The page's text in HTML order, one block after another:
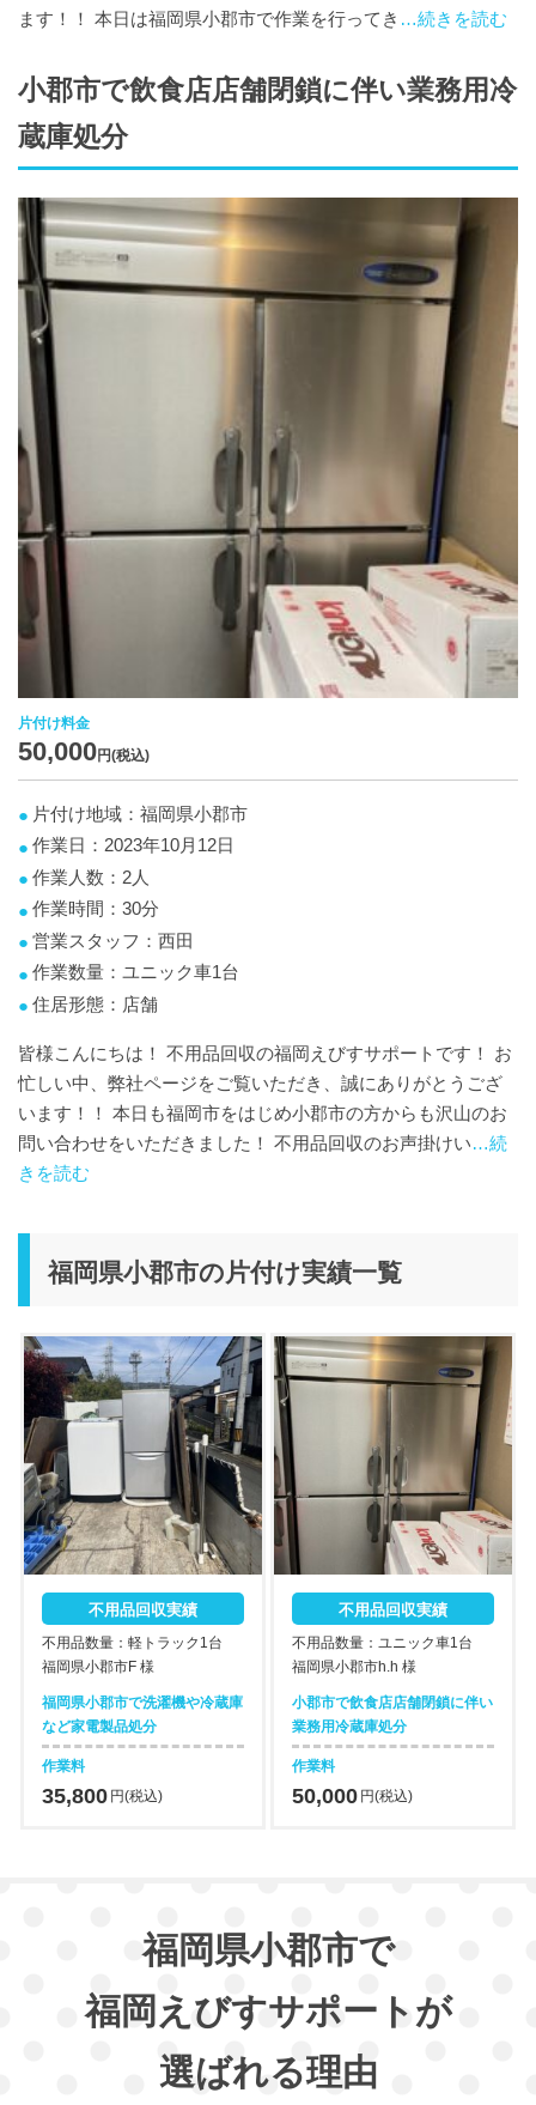
ます！！ 本日は福岡県小郡市で作業を行ってき …続きを読む
小郡市で飲食店店舗閉鎖に伴い業務用冷
蔵庫処分
片付け料金
50,000円(税込)
片付け地域：福岡県小郡市
作業日：2023年10月12日
作業人数：2人
作業時間：30分
営業スタッフ：西田
作業数量：ユニック車1台
住居形態：店舗
皆様こんにちは！ 不用品回収の福岡えびすサポートです！ お
忙しい中、弊社ページをご覧いただき、誠にありがとうござ
います！！ 本日も福岡市をはじめ小郡市の方からも沢山のお
問い合わせをいただきました！ 不用品回収のお声掛けい…続
きを読む
福岡県小郡市の片付け実績一覧
不用品回収実績
不用品数量：軽トラック1台
福岡県小郡市F 様
福岡県小郡市で洗濯機や冷蔵庫
など家電製品処分
作業料
35,800 円(税込)
不用品回収実績
不用品数量：ユニック車1台
福岡県小郡市h.h 様
小郡市で飲食店店舗閉鎖に伴い
業務用冷蔵庫処分
作業料
50,000 円(税込)
福岡県小郡市で
福岡えびすサポートが
選ばれる理由